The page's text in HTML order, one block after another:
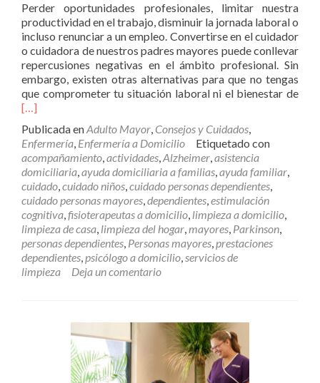
Perder oportunidades profesionales, limitar nuestra
productividad en el trabajo, disminuir la jornada laboral o
incluso renunciar a un empleo. Convertirse en el cuidador
o cuidadora de nuestros padres mayores puede conllevar
repercusiones negativas en el ámbito profesional. Sin
embargo, existen otras alternativas para que no tengas
que comprometer tu situación laboral ni el bienestar deLeer
[…]
Publicada enAdulto Mayor, Consejos y Cuidados,
Enfermería, Enfermería a Domicilio
Etiquetado con
acompañamiento,actividades,Alzheimer,asistencia
domiciliaria,ayuda domiciliaria a familias,ayuda familiar,
cuidado,cuidado niños,cuidado personas dependientes,
cuidado personas mayores,dependientes,estimulación
cognitiva,fisioterapeutas a domicilio, limpieza a domicilio,
limpieza de casa, limpieza del hogar,mayores, Parkinson,
personas dependientes, Personas mayores,prestaciones
dependientes,psicólogo a domicilio,servicios de
limpieza
Deja un comentario